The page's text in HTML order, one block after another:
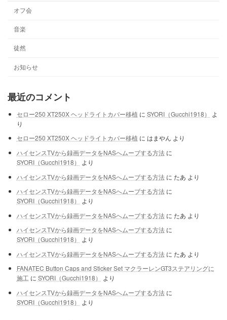
オフ会
音楽
徒然
お知らせ
最近のコメント
セロー250 XT250X ヘッドライトカバー移植 に SYORI（Gucchi1918）
よ
り
セロー250 XT250X ヘッドライトカバー移植 に はまやん より
ハイセンスTVから録画データをNASへムーブする方法に
SYORI（Gucchi1918）
より
ハイセンスTVから録画データをNASへムーブする方法に たあ より
ハイセンスTVから録画データをNASへムーブする方法に
SYORI（Gucchi1918）
より
ハイセンスTVから録画データをNASへムーブする方法に たあ より
ハイセンスTVから録画データをNASへムーブする方法に
SYORI（Gucchi1918）
より
ハイセンスTVから録画データをNASへムーブする方法に たあ より
FANATEC Button Caps and Sticker Set マクラーレンGT3ステアリングに
施工 に SYORI（Gucchi1918）
より
ハイセンスTVから録画データをNASへムーブする方法に
SYORI（Gucchi1918）
より